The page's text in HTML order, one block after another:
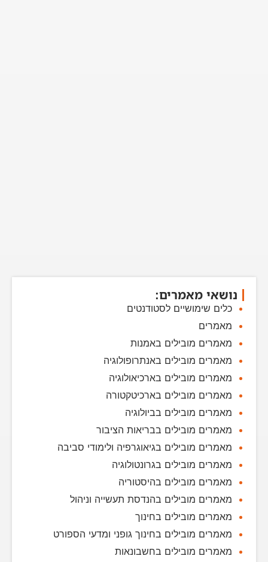
נושאי מאמרים:
כלים שימושיים לסטודנטים
מאמרים
מאמרים מובילים באמנות
מאמרים מובילים באנתרופולוגיה
מאמרים מובילים בארכיאולוגיה
מאמרים מובילים בארכיטקטורה
מאמרים מובילים בביולוגיה
מאמרים מובילים בבריאות הציבור
מאמרים מובילים בגיאוגרפיה ולימודי סביבה
מאמרים מובילים בגרונטולוגיה
מאמרים מובילים בהיסטוריה
מאמרים מובילים בהנדסת תעשייה וניהול
מאמרים מובילים בחינוך
מאמרים מובילים בחינוך גופני ומדעי הספורט
מאמרים מובילים בחשבונאות